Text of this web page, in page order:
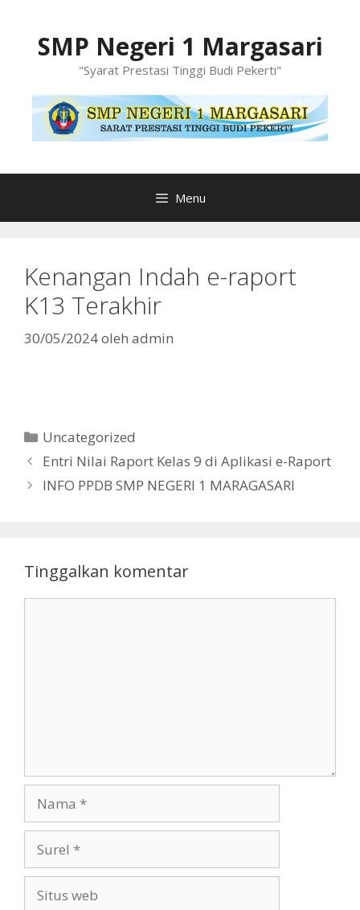
SMP Negeri 1 Margasari
"Syarat Prestasi Tinggi Budi Pekerti"
Menu
Kenangan Indah e-raport
K13 Terakhir
30/05/2024oleh admin
Kategori
Uncategorized
Entri Nilai Raport Kelas 9 di Aplikasi e-Raport
INFO PPDB SMP NEGERI 1 MARAGASARI
Tinggalkan komentar
web